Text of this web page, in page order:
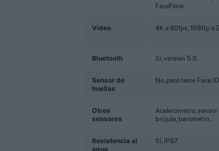
FaceTime
Vídeo 4K a 60fps, 1080p a
Bluetooth Sí, versión 5.0
Sensor de
huellas
No, pero tiene Face ID
Otros
sensores
Acelerómetro, sensor
brújula, barómetro…
Resistencia al
agua
Sí, IP67